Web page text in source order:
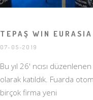
TEPAŞ WIN
07-05-2019
Bu yıl 26' ncısı
olarak katıldık. Fuarda
birçok firma yeni